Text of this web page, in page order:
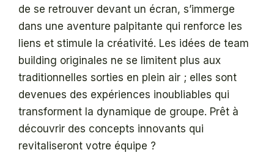
de se retrouver devant un écran, s’immerge
dans une aventure palpitante qui renforce les
liens et stimule la créativité. Les idées de team
building originales ne se limitent plus aux
traditionnelles sorties en plein air ; elles sont
devenues des expériences inoubliables qui
transforment la dynamique de groupe. Prêt à
découvrir des concepts innovants qui
revitaliseront votre équipe ?